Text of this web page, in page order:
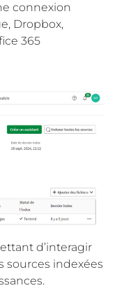
connexion
Dropbox,
365
d’interagir
sources indexées